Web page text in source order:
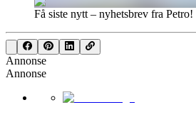
Få siste nytt – nyhetsbrev fra Petro!
Annonse
Annonse